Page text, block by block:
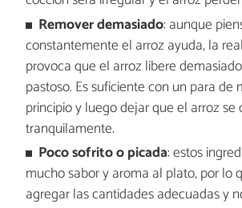
Remover demasiado: aunque
constantemente el arroz ayuda, la
provoca que el arroz libere
pastoso. Es suficiente con un para de
principio y luego dejar que el arroz se
tranquilamente.
Poco sofrito o picada: estos
mucho sabor y aroma al plato, por lo
agregar las cantidades adecuadas y